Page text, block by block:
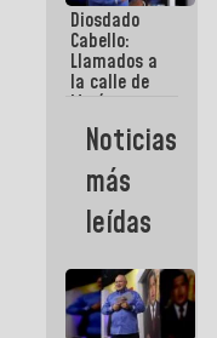
que ella iba
a salvar en
La Guaira?
Diosdado
Cabello:
Llamados a
la calle de
María
Machado se
estrellaron
de frente
contra el
Pueblo
Noticias
más
leídas